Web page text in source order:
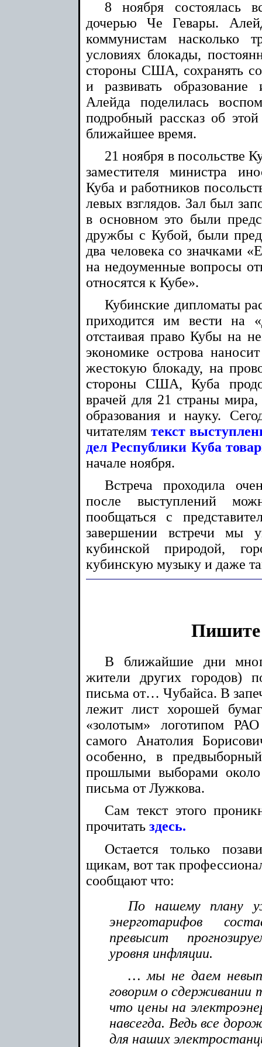
8 ноября состоялась
дочерью Че Гевары.
коммунистам насколько
условиях блокады,
стороны США, сохранять
и развивать
Алейда поделилась
подробный рассказ об
ближайшее время.
21 ноября в посольстве
заместителя министра
Куба и работников
левых взглядов. Зал был
в основном это были
дружбы с Кубой, были
два человека со значками
на недоуменные вопросы
относятся к Кубе».
Кубинские дипломаты
приходится им вести на
отстаивая право Кубы на
экономике острова
жестокую блокаду, на
стороны США, Куба
врачей для 21 страны мира,
образования и науку.
читателям текст
дел Республики Куба
начале ноября.
Встреча проходила
после выступлений
пообщаться с
завершении встречи мы
кубинской природой,
кубинскую музыку и даже
Пишите
В ближайшие дни
жители других городов)
письма от… Чубайса. В
лежит лист хорошей
«золотым» логотипом
самого Анатолия
особенно, в
прошлыми выборами
письма от Лужкова.
Сам текст этого
прочитать здесь.
Остается только
щикам, вот так
сообщают что:
По нашему плану
энерготарифов
превысит
уровня инфляции.
… мы не даем
говорим о сдерживании
что цены на
навсегда. Ведь все
для наших